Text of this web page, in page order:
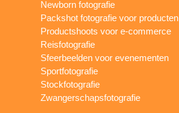
Newborn fotografie
Packshot fotografie voor producten
Productshoots voor e-commerce
Reisfotografie
Sfeerbeelden voor evenementen
Sportfotografie
Stockfotografie
Zwangerschapsfotografie